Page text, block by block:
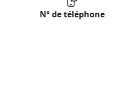
N° de téléphone